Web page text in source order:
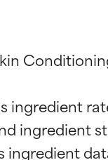
ingredient
ingredient